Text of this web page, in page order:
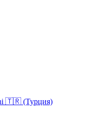
🇹🇷 (Турция)